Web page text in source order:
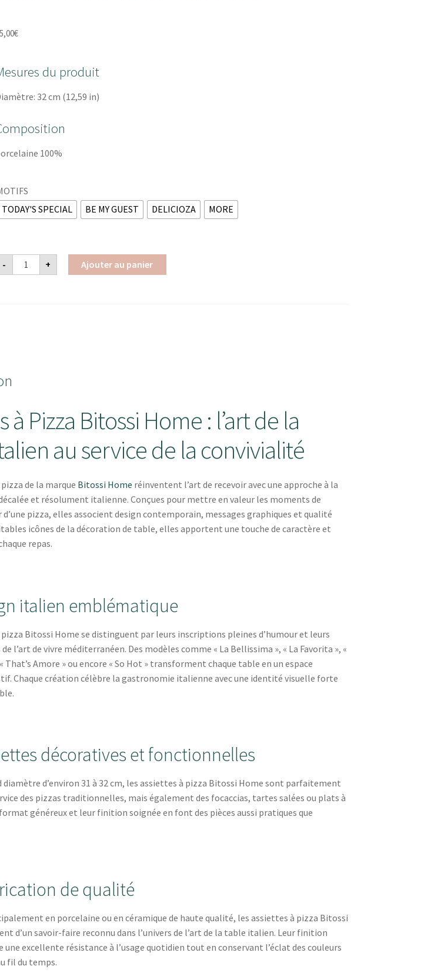
€
du produit
32 cm (12,59 in)
100%
TODAY'S SPECIAL
BE MY GUEST DELICIOZA MORE
-
quantité
ASSIETTE
+ Ajouter au panier
à Pizza Bitossi Home : l’art de la
au service de la convivialité
de la marque Bitossi Home réinventent l’art de recevoir avec une approche à la
et résolument italienne. Conçues pour mettre en valeur les moments de
pizza, elles associent design contemporain, messages graphiques et qualité
icônes de la décoration de table, elles apportent une touche de caractère et
repas.
italien emblématique
pizza Bitossi Home se distinguent par leurs inscriptions pleines d’humour et leurs
l’art de vivre méditerranéen. Des modèles comme « La Bellissima », « La Favorita », «
That’s Amore » ou encore « So Hot » transforment chaque table en un espace
Chaque création célèbre la gastronomie italienne avec une identité visuelle forte
décoratives et fonctionnelles
diamètre d’environ 31 à 32 cm, les assiettes à pizza Bitossi Home sont parfaitement
des pizzas traditionnelles, mais également des focaccias, tartes salées ou plats à
généreux et leur finition soignée en font des pièces aussi pratiques que
de qualité
en porcelaine ou en céramique de haute qualité, les assiettes à pizza Bitossi
d’un savoir-faire reconnu dans l’univers de l’art de la table italien. Leur finition
une excellente résistance à l’usage quotidien tout en conservant l’éclat des couleurs
fil du temps.